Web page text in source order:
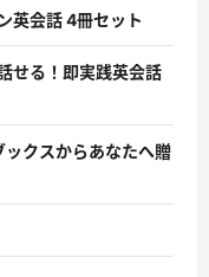
英会話 4冊セット
せる！即実践英会話
ックスからあなたへ贈